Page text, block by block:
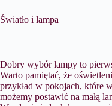
Światło i lampa
Dobry wybór lampy to
Warto pamiętać, że
przykład w pokojach, które
możemy postawić na małą